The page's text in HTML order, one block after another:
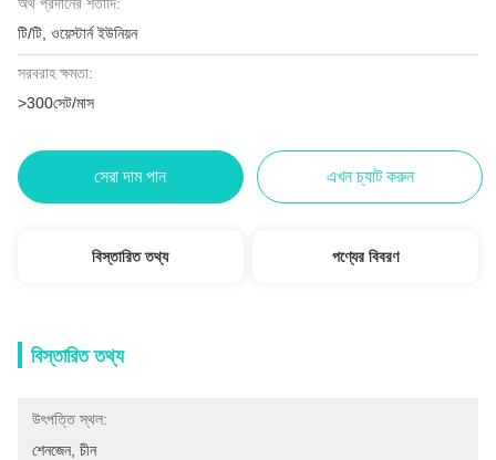
টি/টি, ওয়েস্টার্ন ইউনিয়ন
সরবরাহ ক্ষমতা:
>300সেট/মাস
সেরা দাম পান এখন চ্যাট করুন
বিস্তারিত তথ্য পণ্যের বিবরণ
বিস্তারিত তথ্য
উৎপত্তি স্থল:
শেনজেন, চীন